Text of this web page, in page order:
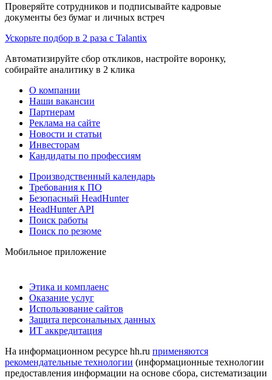
Проверяйте сотрудников и подписывайте кадровые
документы без бумаг и личных встреч
Ускорьте подбор в 2 раза с Talantix
Автоматизируйте сбор откликов, настройте воронку,
собирайте аналитику в 2 клика
О компании
Наши вакансии
Партнерам
Реклама на сайте
Новости и статьи
Инвесторам
Кандидаты по профессиям
Производственный календарь
Требования к ПО
Безопасный HeadHunter
HeadHunter API
Поиск работы
Поиск по резюме
Мобильное приложение
Этика и комплаенс
Оказание услуг
Использование сайтов
Защита персональных данных
ИТ аккредитация
На информационном ресурсе hh.ru применяются
рекомендательные технологии (информационные технологии
предоставления информации на основе сбора, систематизации